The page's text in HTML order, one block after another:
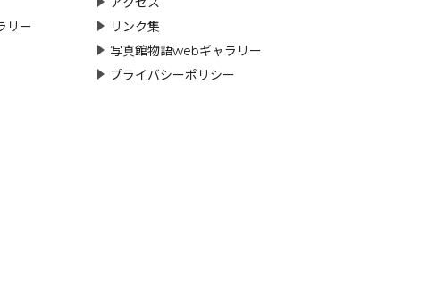
リー
リンク集
写真館物語webギャラリー
プライバシーポリシー